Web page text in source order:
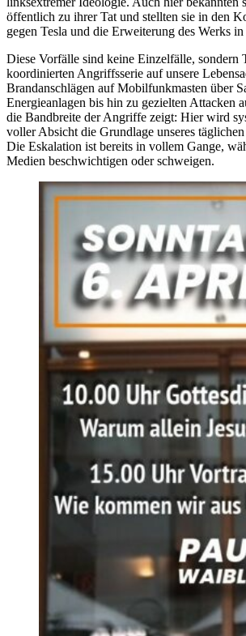
öffentlich zu ihrer Tat und stellten sie in den
gegen Tesla und die Erweiterung des Werks
Diese Vorfälle sind keine Einzelfälle, sondern
koordinierten Angriffsserie auf unsere
Brandanschlägen auf Mobilfunkmasten über
Energieanlagen bis hin zu gezielten Attacken
die Bandbreite der Angriffe zeigt: Hier wird
voller Absicht die Grundlage unseres
Die Eskalation ist bereits in vollem Gange,
Medien beschwichtigen oder schweigen.